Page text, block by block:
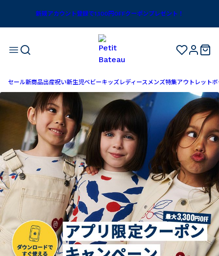
新規アカウント登録で1,100円OFFクーポンプレゼント！
セール新商品出産祝い新生児ベビーキッズ レディースメンズ特集アウトレットボ